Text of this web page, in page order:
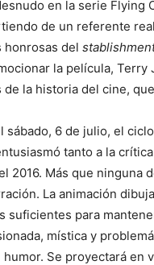
en la serie Flying
de un referente
honrosas del
la película,
la historia del cine,
sábado, 6 de julio, el
tanto a la
2016. Más que ninguna
La animación
suficientes para
mística y
Se proyectará en